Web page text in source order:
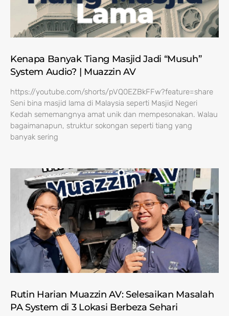
Kenapa Banyak Tiang Masjid Jadi “Musuh”
System Audio? | Muazzin AV
https://youtube.com/shorts/pVQ0EZBkFFw?feature=share
Seni bina masjid lama di Malaysia seperti Masjid Negeri
Kedah sememangnya amat unik dan mempesonakan. Walau
bagaimanapun, struktur sokongan seperti tiang yang
banyak sering
Rutin Harian Muazzin AV: Selesaikan Masalah
PA System di 3 Lokasi Berbeza Sehari